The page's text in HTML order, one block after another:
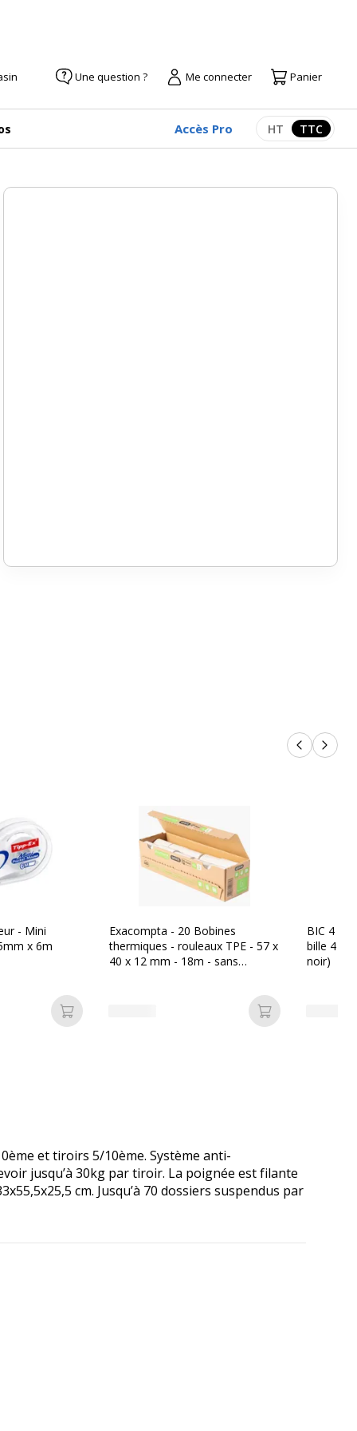
Une question ? Me connecter Panier
Accès Pro Afficher les
HT TTC
Produits
- Mini
x 6m
Ajouter au panier
Exacompta - 20 Bobines
thermiques - rouleaux TPE - 57 x
40 x 12 mm - 18m - sans
Ajouter au
BIC 4
bille 4
noir)
et tiroirs 5/10ème. Système anti-
jusqu’à 30kg par tiroir. La poignée est filante
cm. Jusqu’à 70 dossiers suspendus par